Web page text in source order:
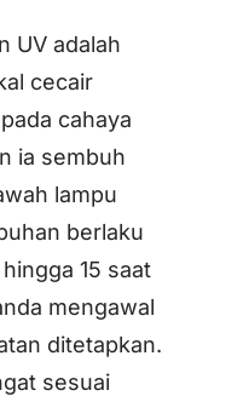
UV adalah
cecair
cahaya
ia sembuh
lampu
berlaku
15 saat
mengawal
ditetapkan.
sesuai